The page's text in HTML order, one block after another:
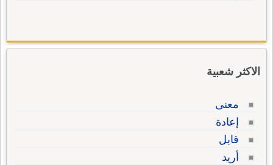
الاكثر شعبية
معنى
إعادة
قابل
أريد